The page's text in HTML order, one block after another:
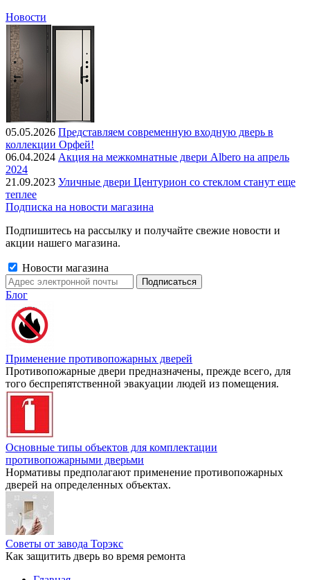
Новости
05.05.2026 Представляем современную входную дверь в
коллекции Орфей!
06.04.2024 Акция на межкомнатные двери Albero на апрель
2024
21.09.2023 Уличные двери Центурион со стеклом станут еще
теплее
Подписка на новости магазина
Подпишитесь на рассылку и получайте свежие новости и
акции нашего магазина.
Новости магазина
Блог
Применение противопожарных дверей
Противопожарные двери предназначены, прежде всего, для
того беспрепятственной эвакуации людей из помещения.
Основные типы объектов для комплектации
противопожарными дверьми
Нормативы предполагают применение противопожарных
дверей на определенных объектах.
Советы от завода Торэкс
Как защитить дверь во время ремонта